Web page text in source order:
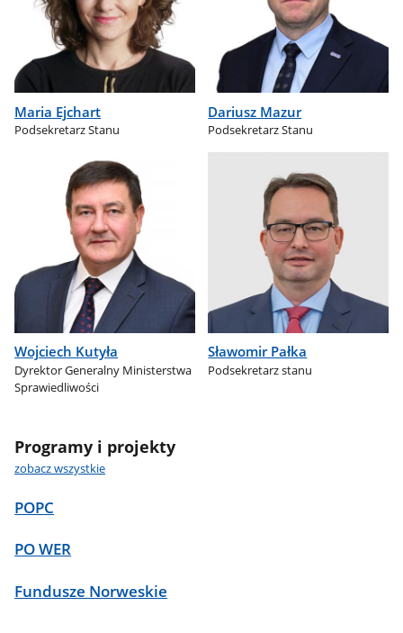
Maria Ejchart
Podsekretarz Stanu
Dariusz Mazur
Podsekretarz Stanu
Wojciech Kutyła
Dyrektor Generalny Ministerstwa
Sprawiedliwości
Sławomir Pałka
Podsekretarz stanu
Programy i projekty
zobacz wszystkie
POPC
PO WER
Fundusze Norweskie